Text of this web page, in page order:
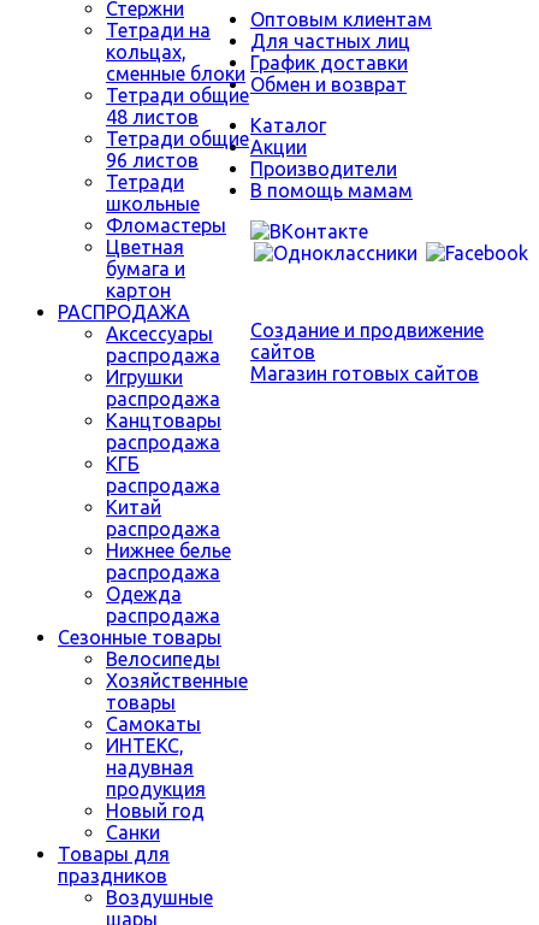
Стержни
Тетради на
кольцах,
сменные блоки
Тетради общие
48 листов
Тетради общие
96 листов
Тетради
школьные
Фломастеры
Цветная
бумага и
картон
РАСПРОДАЖА
Аксессуары
распродажа
Игрушки
распродажа
Канцтовары
распродажа
КГБ
распродажа
Китай
распродажа
Нижнее белье
распродажа
Одежда
распродажа
Сезонные товары
Велосипеды
Хозяйственные
товары
Самокаты
ИНТЕКС,
надувная
продукция
Новый год
Санки
Товары для
праздников
Воздушные
шары
Оптовым клиентам
Для частных лиц
График доставки
Обмен и возврат
Каталог
Акции
Производители
В помощь мамам
Создание и продвижение
сайтов
Магазин готовых сайтов